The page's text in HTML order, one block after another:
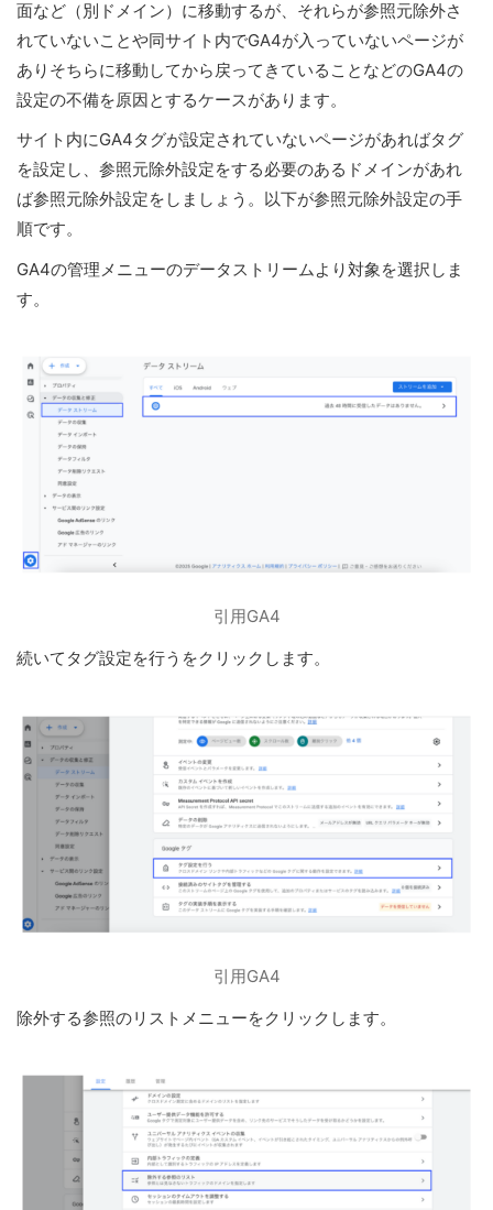
面など（別ドメイン）に移動するが、それらが参照元除外さ
れていないことや同サイト内でGA4が入っていないページが
ありそちらに移動してから戻ってきていることなどのGA4の
設定の不備を原因とするケースがあります。
サイト内にGA4タグが設定されていないページがあればタグ
を設定し、参照元除外設定をする必要のあるドメインがあれ
ば参照元除外設定をしましょう。以下が参照元除外設定の手
順です。
GA4の管理メニューのデータストリームより対象を選択しま
す。
引用GA4
続いてタグ設定を行うをクリックします。
引用GA4
除外する参照のリストメニューをクリックします。